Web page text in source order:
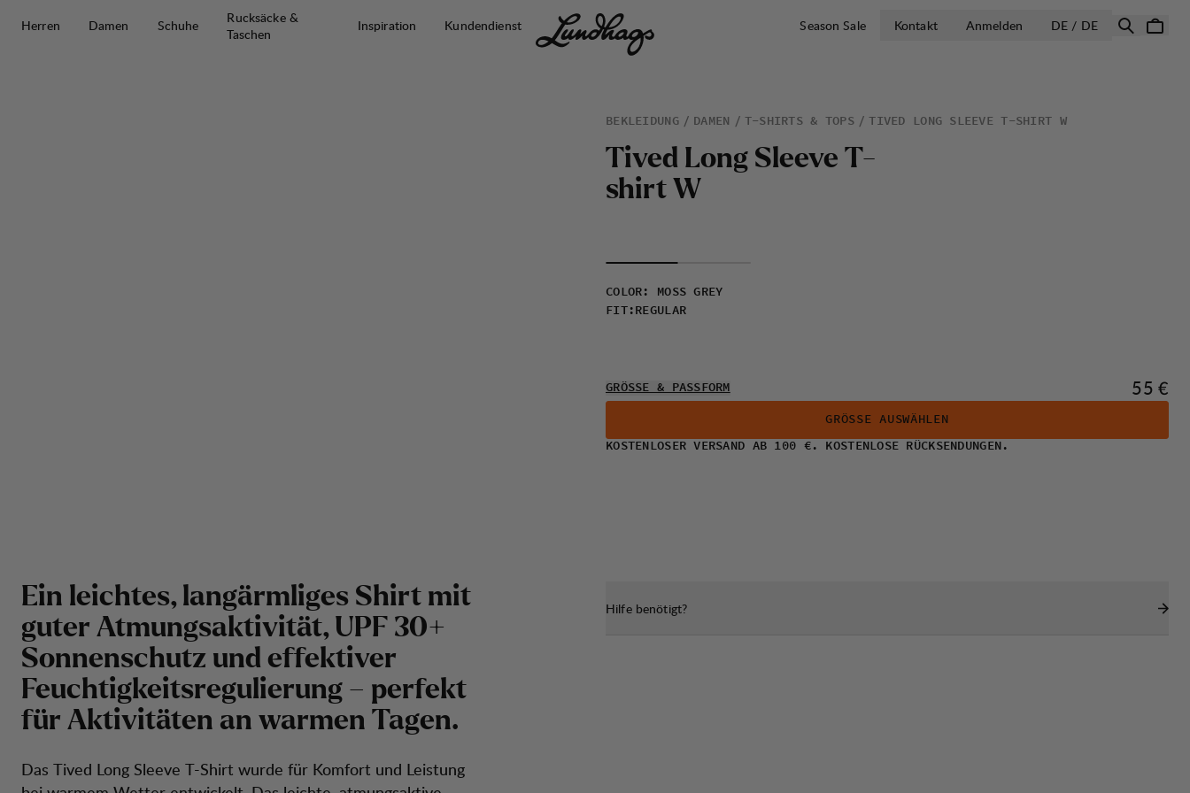
Herren
Damen Schuhe
Rucksäcke &
Taschen
Inspiration Kundendienst Season Sale Kontakt Anmelden DE / DELAND
BEKLEIDUNG DAMEN T-SHIRTS & TOPS TIVED LONG SLEEVE T-SHIRT W
Tived Long Sleeve T-
shirt W
COLOR :
MOSS GREY
FIT: REGULAR
GRÖSSE & PASSFORM Preis:
55 €
GRÖSSE AUSWÄHLEN
KOSTENLOSER VERSAND AB 100 €. KOSTENLOSE RÜCKSENDUNGEN.
Ein leichtes, langärmliges Shirt mit
guter Atmungsaktivität, UPF 30+
Sonnenschutz und effektiver
Feuchtigkeitsregulierung – perfekt
für Aktivitäten an warmen Tagen.
Das Tived Long Sleeve T-Shirt wurde für Komfort und Leistung
Hilfe benötigt?